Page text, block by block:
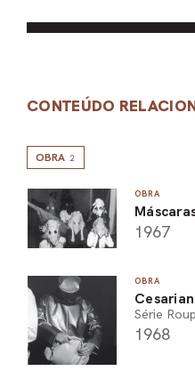
CONTEÚDO
OBRA 2
OBRA
1967
OBRA
Série
1968